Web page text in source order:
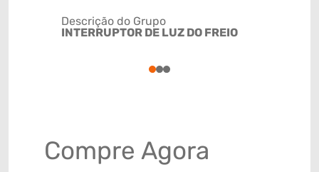
Descrição do Grupo
INTERRUPTOR DE LUZ DO FREIO
123
Compre Agora